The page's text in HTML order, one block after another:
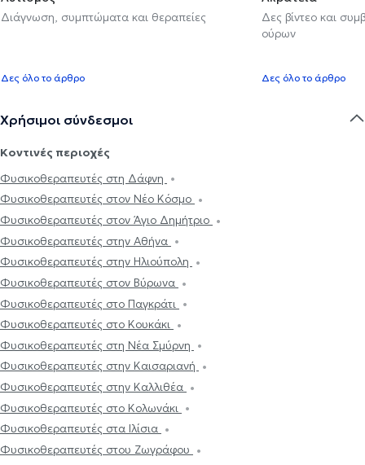
Διάγνωση, συμπτώματα και θεραπείες
Δες όλο το άρθρο
Δες βίντεο και
ούρων
Δες όλο το άρθρο
Χρήσιμοι σύνδεσμοι
Κοντινές περιοχές
Φυσικοθεραπευτές στη Δάφνη
Φυσικοθεραπευτές στον Νέο Κόσμο
Φυσικοθεραπευτές στον Άγιο Δημήτριο
Φυσικοθεραπευτές στην Αθήνα
Φυσικοθεραπευτές στην Ηλιούπολη
Φυσικοθεραπευτές στον Βύρωνα
Φυσικοθεραπευτές στο Παγκράτι
Φυσικοθεραπευτές στο Κουκάκι
Φυσικοθεραπευτές στη Νέα Σμύρνη
Φυσικοθεραπευτές στην Καισαριανή
Φυσικοθεραπευτές στην Καλλιθέα
Φυσικοθεραπευτές στο Κολωνάκι
Φυσικοθεραπευτές στα Ιλίσια
Φυσικοθεραπευτές στου Ζωγράφου